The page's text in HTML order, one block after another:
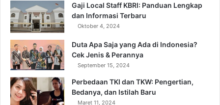
Gaji Local Staff KBRI: Panduan Lengkap
dan Informasi Terbaru
Oktober 4, 2024
Duta Apa Saja yang Ada di Indonesia?
Cek Jenis & Perannya
September 15, 2024
Perbedaan TKI dan TKW: Pengertian,
Bedanya, dan Istilah Baru
Maret 11, 2024